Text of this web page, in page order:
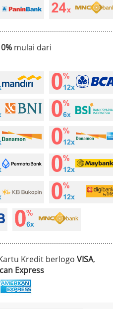
mulai dari
Kredit berlogo VISA,
Express